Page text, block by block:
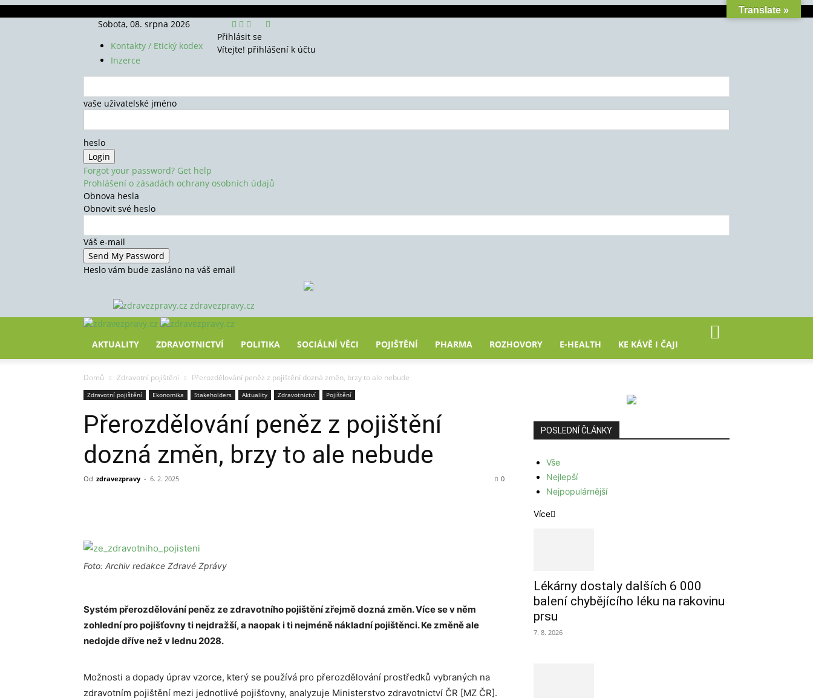
Sobota, 08. srpna 2026
Kontakty / Etický kodex
Inzerce
Přihlásit se
Vítejte! přihlášení k účtu
vaše uživatelské jméno
heslo
Forgot your password? Get help
Prohlášení o zásadách ochrany osobních údajů
Obnova hesla
Obnovit své heslo
Váš e-mail
Heslo vám bude zasláno na váš email
zdravezpravy.cz
AKTUALITY ZDRAVOTNICTVÍ POLITIKA SOCIÁLNÍ VĚCI POJIŠTĚNÍ PHARMA ROZHOVORY E-HEALTH KE KÁVĚ I ČAJI
Domů Zdravotní pojištění Přerozdělování peněz z pojištění dozná změn, brzy to ale nebude
Zdravotní pojištění Ekonomika Stakeholders Aktuality Zdravotnictví Pojištění
Přerozdělování peněz z pojištění
dozná změn, brzy to ale nebude
Od zdravezpravy - 6. 2. 2025 0
Foto: Archiv redakce Zdravé Zprávy
Systém přerozdělování peněz ze zdravotního pojištění zřejmě dozná změn. Více se v něm
zohlední pro pojišťovny ti nejdražší, a naopak i ti nejméně nákladní pojištěnci. Ke změně ale
nedojde dříve než v lednu 2028.
Možnosti a dopady úprav vzorce, který se používá pro přerozdělování prostředků vybraných na
zdravotním pojištění mezi jednotlivé pojišťovny, analyzuje Ministerstvo zdravotnictví ČR [MZ ČR].
POSLEDNÍ ČLÁNKY
Vše
Nejlepší
Nejpopulárnější
Více
Lékárny dostaly dalších 6 000
balení chybějícího léku na rakovinu
prsu
7. 8. 2026
Translate »